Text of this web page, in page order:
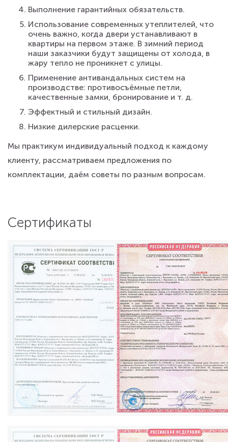
Выполнение гарантийных обязательств.
Использование современных утеплителей, что
очень важно, когда двери устанавливают в
квартиры на первом этаже. В зимний период
наши заказчики будут защищены от холода, в
жару тепло не проникнет с улицы.
Применение антивандальных систем на
производстве: противосъёмные петли,
качественные замки, бронирование и т. д.
Эффектный и стильный дизайн.
Низкие дилерские расценки.
Мы практикум индивидуальный подход к каждому
клиенту, рассматриваем предложения по
комплектации, даём советы по разным вопросам.
Сертификаты